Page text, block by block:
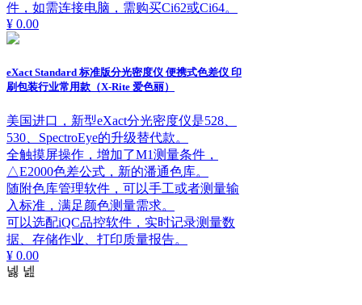
件，如需连接电脑，需购买Ci62或Ci64。
¥ 0.00
eXact Standard 标准版分光密度仪 便携式色差仪 印
刷包装行业常用款（X-Rite 爱色丽）
美国进口，新型eXact分光密度仪是528、
530、SpectroEye的升级替代款。
全触摸屏操作，增加了M1测量条件，
△E2000色差公式，新的潘通色库。
随附色库管理软件，可以手工或者测量输
入标准，满足颜色测量需求。
可以选配iQC品控软件，实时记录测量数
据、存储作业、打印质量报告。
¥ 0.00
넳 넲